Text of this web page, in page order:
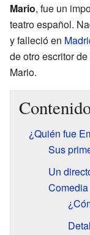
Mario, fue un
teatro español.
y falleció en
de otro escritor
Mario.
¿Quién fue
Sus
Un
Comedia